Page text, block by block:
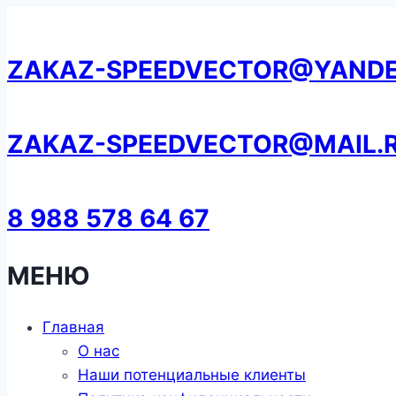
содержанию
ZAKAZ-
ZAKAZ-
8 988 578 64 67
МЕНЮ
Главная
О нас
Наши потенциальные клиенты